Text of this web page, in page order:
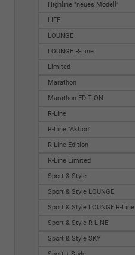
Highline "neues Modell"
LIFE
LOUNGE
LOUNGE R-Line
Limited
Marathon
Marathon EDITION
R-Line
R-Line "Aktion"
R-Line Edition
R-Line Limited
Sport & Style
Sport & Style LOUNGE
Sport & Style LOUNGE R-Line
Sport & Style R-LINE
Sport & Style SKY